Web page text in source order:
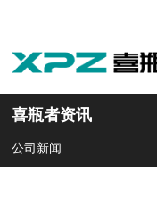
喜瓶者资讯
公司新闻